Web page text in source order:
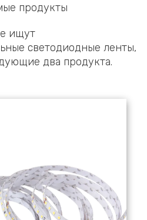
продукты
ищут
светодиодные ленты,
два продукта.